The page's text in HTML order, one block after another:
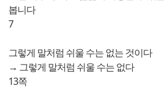
봅니다
7
그렇게 말처럼 쉬울 수는 없는 것이다
→ 그렇게 말처럼 쉬울 수는 없다
13쪽